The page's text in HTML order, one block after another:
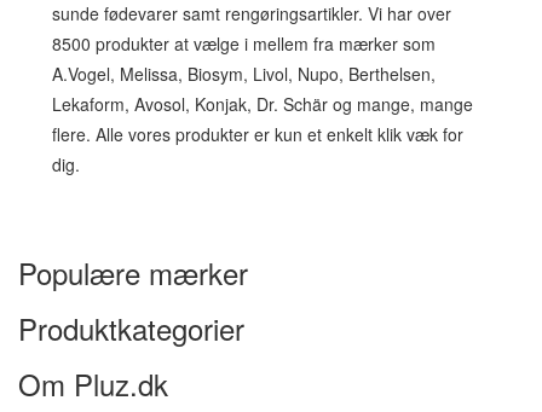
sunde fødevarer samt rengøringsartikler. Vi har over
8500 produkter at vælge i mellem fra mærker som
A.Vogel, Melissa, Biosym, Livol, Nupo, Berthelsen,
Lekaform, Avosol, Konjak, Dr. Schär og mange, mange
flere. Alle vores produkter er kun et enkelt klik væk for
dig.
Populære mærker
Produktkategorier
Om Pluz.dk